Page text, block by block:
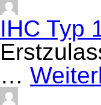
IHC Typ
…